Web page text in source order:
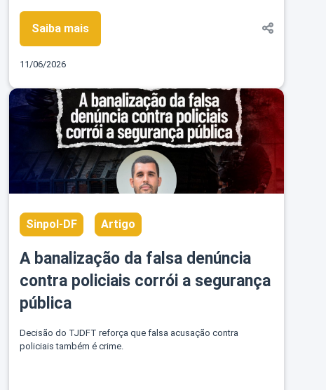
Saiba mais
11/06/2026
Sinpol-DF Artigo
A banalização da falsa denúncia
contra policiais corrói a segurança
pública
Decisão do TJDFT reforça que falsa acusação contra
policiais também é crime.